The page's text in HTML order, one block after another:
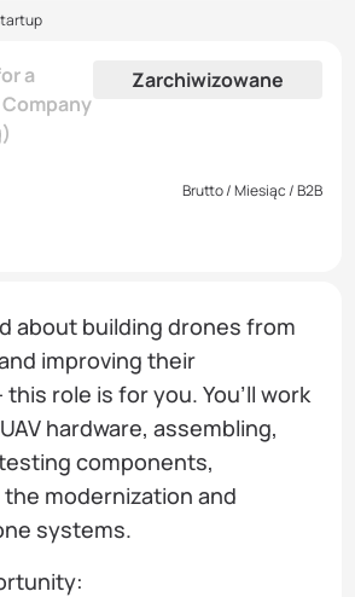
a
Zarchiwizowane
Brutto / Miesiąc / B2B
about building drones from
improving their
role is for you. You’ll work
hardware, assembling,
components,
modernization and
systems.